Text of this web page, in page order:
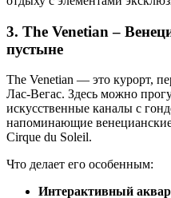
3. The Venetian –
пустыне
The Venetian — это курорт,
Лас-Вегас. Здесь можно
искусственные каналы с
напоминающие
Cirque du Soleil.
Что делает его особенным:
Интерактивный